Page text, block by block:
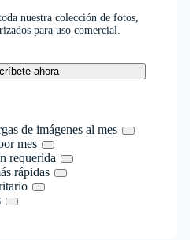
nuestra colección de fotos,
para uso comercial.
ahora
de imágenes al mes
mes
requerida
rápidas